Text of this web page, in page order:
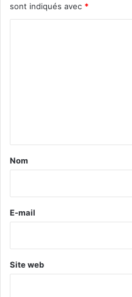
sont indiqués avec *
a
e
Nom
E-mail
Site web